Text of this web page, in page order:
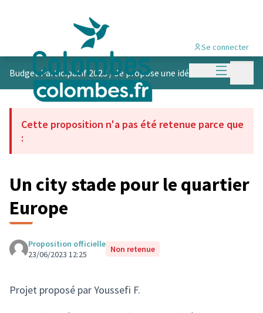
Menu
Se connecter
Budget Participatif 2023 /Je propose une idée
Cette proposition n'a pas été retenue parce que
:
Un city stade pour le quartier
Europe
Proposition officielle
23/06/2023 12:25
Non retenue
Projet proposé par Youssefi F.